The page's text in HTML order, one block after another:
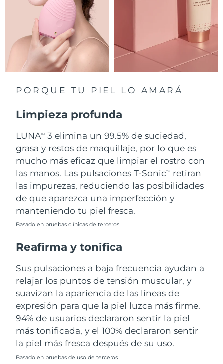
PORQUE TU PIEL LO AMARÁ
Limpieza profunda
LUNATM
3 elimina un 99.5% de suciedad,
grasa y restos de maquillaje, por lo que es
mucho más eficaz que limpiar el rostro con
las manos. Las pulsaciones T-SonicTM
retiran
las impurezas, reduciendo las posibilidades
de que aparezca una imperfección y
manteniendo tu piel fresca.
Basado en pruebas clínicas de terceros
Reafirma y tonifica
Sus pulsaciones a baja frecuencia ayudan a
relajar los puntos de tensión muscular, y
suavizan la apariencia de las líneas de
expresión para que la piel luzca más firme.
94% de usuarios declararon sentir la piel
más tonificada, y el 100% declararon sentir
la piel más fresca después de su uso.
Basado en pruebas de uso de terceros
Singapur 8/10/26
Eslovaquia 8/8/26
Eslovenia Entrega prevista 8/8/26
Suecia Entrega prevista 8/8/26
Suiza Entrega prevista8/8/26
Taiwán Entrega prevista
Turquía
Emiratos Árabes
Unidos
Entrega prevista8/9/26
Reino Unido Entrega prevista
Estados Unidos Entrega prevista8/9/26
Uzbekistán Entrega prevista